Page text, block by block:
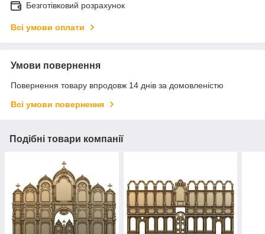
Безготівковий розрахунок
Всі умови оплати
Умови повернення
Повернення товару впродовж 14 днів за домовленістю
Всі умови повернення
Подібні товари компанії